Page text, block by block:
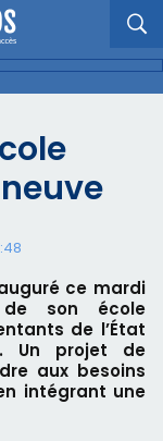
ce mardi
de son école
de l’État
Un projet de
aux besoins
intégrant une